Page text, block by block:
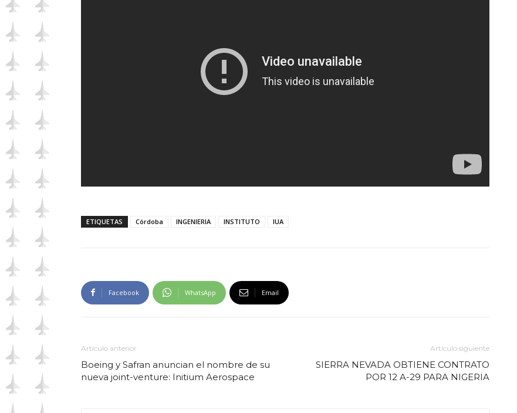
ETIQUETAS Córdoba INGENIERIA INSTITUTO IUA
Facebook WhatsApp Email
Artículo anterior
Boeing y Safran anuncian el nombre de su
nueva joint-venture: Initium Aerospace
Artículo siguiente
SIERRA NEVADA OBTIENE CONTRATO
POR 12 A-29 PARA NIGERIA